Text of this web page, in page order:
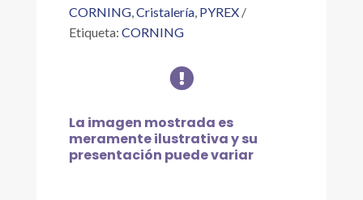
CON
TAPÓN
1
L
cantidad
CORNING,Cristalería, PYREX
Etiqueta: CORNING

La imagen mostrada es
meramente ilustrativa y su
presentación puede variar